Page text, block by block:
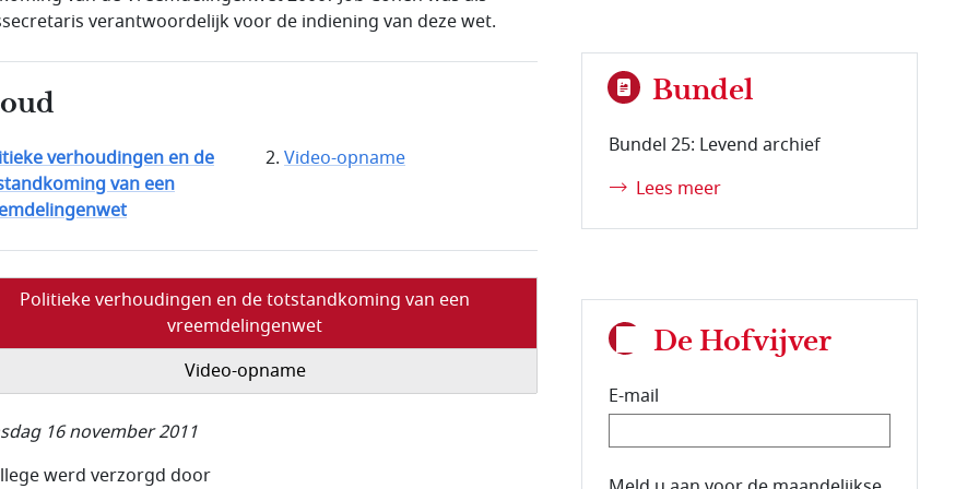
verantwoordelijk voor de indiening van deze wet.
verhoudingen en de
van een
Video-opname
Politieke verhoudingen en de totstandkoming van een
vreemdelingenwet
Video-opname
16 november 2011
werd verzorgd door
Bundel
Bundel 25: Levend archief
Lees meer
De Hofvijver
E-mail